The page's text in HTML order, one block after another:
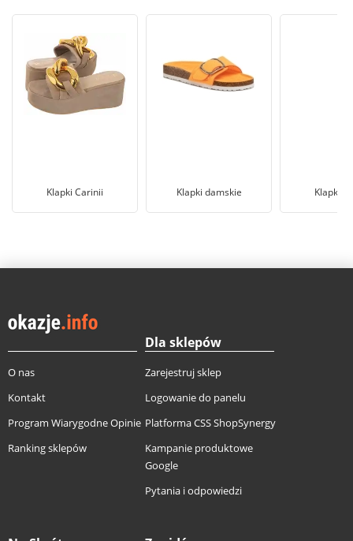
Klapki Carinii Klapki damskie Klapki
O nas
Kontakt
Program Wiarygodne Opinie
Ranking sklepów
Dla sklepów
Zarejestruj sklep
Logowanie do panelu
Platforma CSS ShopSynergy
Kampanie produktowe
Google
Pytania i odpowiedzi